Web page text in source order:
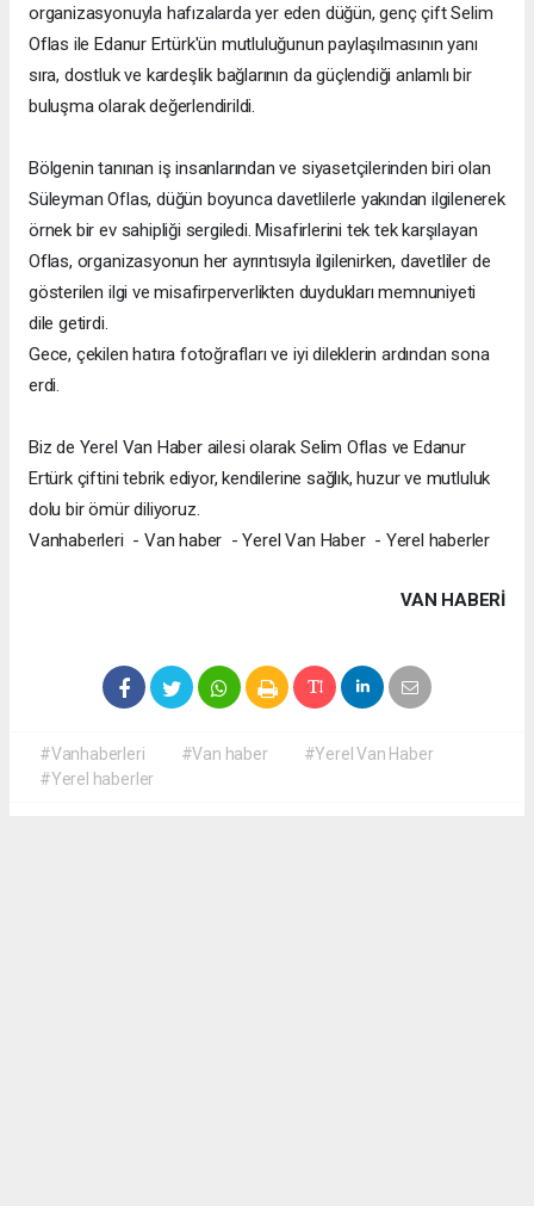
organizasyonuyla hafızalarda yer eden düğün, genç çift Selim
Oflas ile Edanur Ertürk'ün mutluluğunun paylaşılmasının yanı
sıra, dostluk ve kardeşlik bağlarının da güçlendiği anlamlı bir
buluşma olarak değerlendirildi.
Bölgenin tanınan iş insanlarından ve siyasetçilerinden biri olan
Süleyman Oflas, düğün boyunca davetlilerle yakından ilgilenerek
örnek bir ev sahipliği sergiledi. Misafirlerini tek tek karşılayan
Oflas, organizasyonun her ayrıntısıyla ilgilenirken, davetliler de
gösterilen ilgi ve misafirperverlikten duydukları memnuniyeti
dile getirdi.
Gece, çekilen hatıra fotoğrafları ve iyi dileklerin ardından sona
erdi.
Biz de Yerel Van Haber ailesi olarak Selim Oflas ve Edanur
Ertürk çiftini tebrik ediyor, kendilerine sağlık, huzur ve mutluluk
dolu bir ömür diliyoruz.
Vanhaberleri - Van haber - Yerel Van Haber - Yerel haberler
VAN HABERİ
#Vanhaberleri #Van haber
#Yerel Van Haber
#Yerel haberler